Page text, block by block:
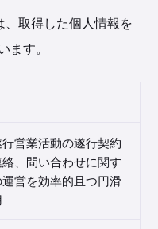
、取得した個人情報を
す。
営業活動の遂行契約
、問い合わせに関す
営を効率的且つ円滑